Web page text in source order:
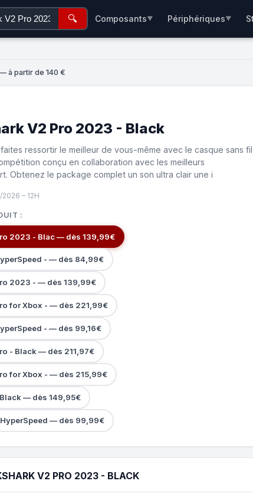
🔍 Composants▼ Périphériques▼
à partir de 140 €
V2 Pro 2023 - Black
ressortir le meilleur de vous-même avec le casque sans fil
conçu en collaboration avec les meilleurs
Obtenez le package complet un son ultra clair une i
– 12H
:
2023 - Blac — dès 139,99€
- — dès 84,99€
2023 - — dès 139,99€
for Xbox - — dès 221,99€
- — dès 99,16€
- Black — dès 211,97€
for Xbox - — dès 215,99€
— dès 149,95€
— dès 99,99€
V2 PRO 2023 - BLACK